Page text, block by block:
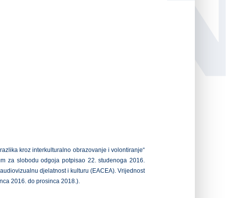
kroz interkulturalno obrazovanje i volontiranje“
za slobodu odgoja potpisao 22. studenoga 2016.
djelatnost i kulturu (EACEA). Vrijednost
2016. do prosinca 2018.).